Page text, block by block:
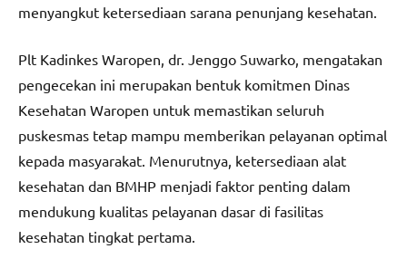
menyangkut ketersediaan sarana penunjang kesehatan.
Plt Kadinkes Waropen, dr. Jenggo Suwarko, mengatakan
pengecekan ini merupakan bentuk komitmen Dinas
Kesehatan Waropen untuk memastikan seluruh
puskesmas tetap mampu memberikan pelayanan optimal
kepada masyarakat. Menurutnya, ketersediaan alat
kesehatan dan BMHP menjadi faktor penting dalam
mendukung kualitas pelayanan dasar di fasilitas
kesehatan tingkat pertama.